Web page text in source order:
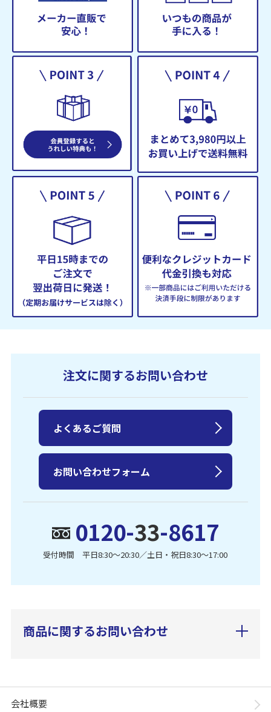
注文に関するお問い合わせ
0120-33-8617
受付時間 平日8:30〜20:30／土日・祝日8:30〜17:00
よくあるご質問
お問い合わせフォーム
商品に関するお問い合わせ
会社概要